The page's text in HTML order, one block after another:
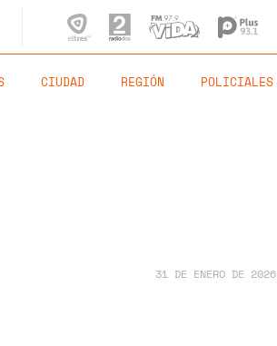
CIUDAD REGIÓN POLICIALES
31 DE ENERO DE 2026